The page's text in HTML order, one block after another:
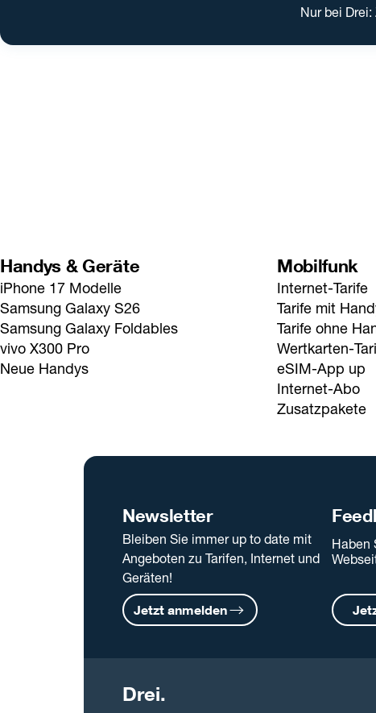
Nur bei
Handys & Geräte
iPhone 17 Modelle
Samsung Galaxy S26
Samsung Galaxy Foldables
vivo X300 Pro
Neue Handys
Mobilfunk
Internet-Tarife
Tarife mit
Tarife ohne
Wertkarten-
eSIM-App up
Internet-Abo
Zusatzpakete
Newsletter
Bleiben Sie immer up to date mit
Angeboten zu Tarifen, Internet und
Geräten!
Jetzt anmelden
Haben
Drei.